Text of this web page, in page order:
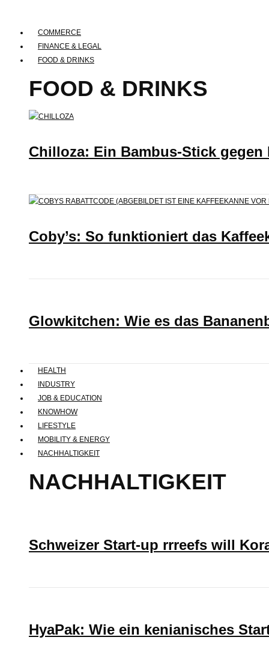
COMMERCE
FINANCE & LEGAL
FOOD & DRINKS
FOOD & DRINKS
Chilloza: Ein Bambus-Stick gegen
Coby’s: So funktioniert das
Glowkitchen: Wie es das
HEALTH
INDUSTRY
JOB & EDUCATION
KNOWHOW
LIFESTYLE
MOBILITY & ENERGY
NACHHALTIGKEIT
NACHHALTIGKEIT
Schweizer Start-up rrreefs will
HyaPak: Wie ein kenianisches